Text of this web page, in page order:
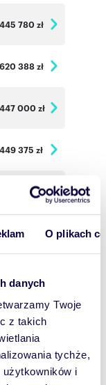
O plikach
danych
Twoje
z takich
tychże,
i
445 780 zł
620 388 zł
447 000 zł
449 375 zł
466 875 zł
625 830 zł
487 756 zł
452 970 zł